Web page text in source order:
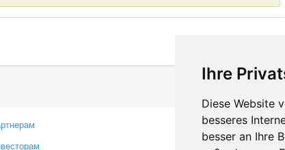
Ihre
Diese Website
besseres
besser an Ihre
Контакты
Оставить отзыв